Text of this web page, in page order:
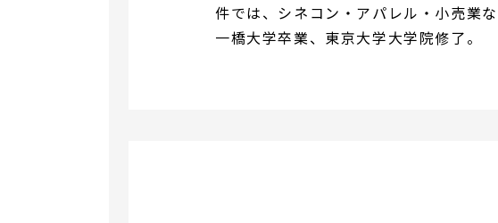
件では、シネコン・アパレル・小売業
一橋大学卒業、東京大学大学院修了。